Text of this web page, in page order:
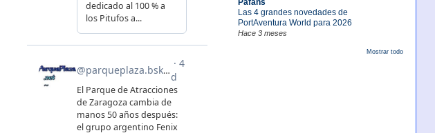
Las 4 grandes novedades de
PortAventura World para 2026
Hace 3 meses
Mostrar todo